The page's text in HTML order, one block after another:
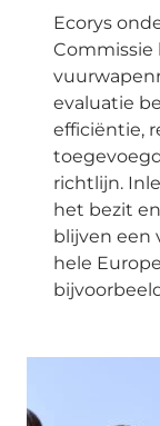
Ecorys
Commissie
evaluatie
efficiëntie,
richtlijn.
het bezit
blijven een
hele